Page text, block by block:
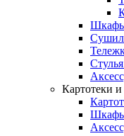
Шкафы
Картотеки и
Шкафы